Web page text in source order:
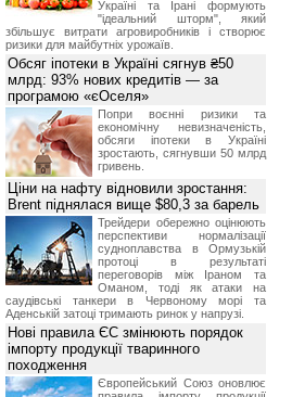
Україні та Ірані формують
"ідеальний шторм", який
збільшує витрати агровиробників і створює
ризики для майбутніх урожаїв.
Обсяг іпотеки в Україні сягнув ₴50
млрд: 93% нових кредитів — за
програмою «єОселя»
Попри воєнні ризики та
економічну невизначеність,
обсяги іпотеки в Україні
зростають, сягнувши 50 млрд
гривень.
Ціни на нафту відновили зростання:
Brent піднялася вище $80,3 за барель
Трейдери обережно оцінюють
перспективи нормалізації
судноплавства в Ормузькій
протоці в результаті
переговорів між Іраном та
Оманом, тоді як атаки на
саудівські танкери в Червоному морі та
Аденській затоці тримають ринок у напрузі.
Нові правила ЄС змінюють порядок
імпорту продукції тваринного
походження
Європейський Союз оновлює